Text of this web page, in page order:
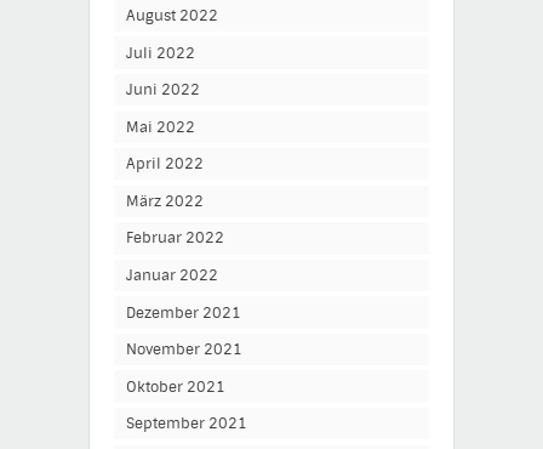
August 2022
Juli 2022
Juni 2022
Mai 2022
April 2022
März 2022
Februar 2022
Januar 2022
Dezember 2021
November 2021
Oktober 2021
September 2021